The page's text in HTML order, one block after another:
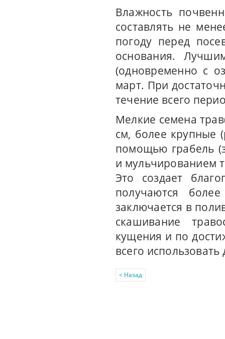
Влажность
составлять не
погоду перед
основания.
(одновременно с
март. При
течение всего
Мелкие семена
см, более крупные
помощью грабель
и мульчированием
Это создает
получаются
заключается в
скашивание
кущения и по
всего
< Назад